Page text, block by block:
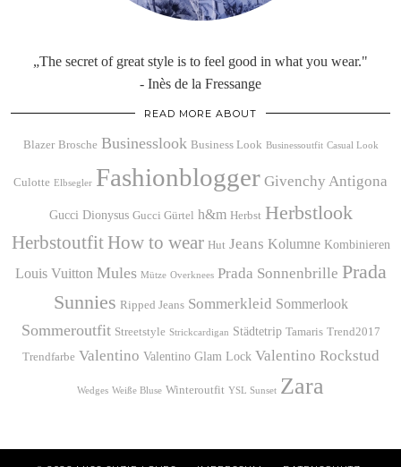
„The secret of great style is to feel good in what you wear."
- Inès de la Fressange
READ MORE ABOUT
Blazer Brosche Businesslook Business Look Businessoutfit Casual Look
Culotte Elbsegler Fashionblogger Givenchy Antigona
Gucci Dionysus Gucci Gürtel h&m Herbst Herbstlook
Herbstoutfit How to wear Hut Jeans Kolumne Kombinieren
Louis Vuitton Mules Mütze Overknees Prada Sonnenbrille Prada
Sunnies Ripped Jeans Sommerkleid Sommerlook
Sommeroutfit Streetstyle Strickcardigan Städtetrip Tamaris Trend2017
Trendfarbe Valentino Valentino Glam Lock Valentino Rockstud
Wedges Weiße Bluse Winteroutfit YSL Sunset Zara